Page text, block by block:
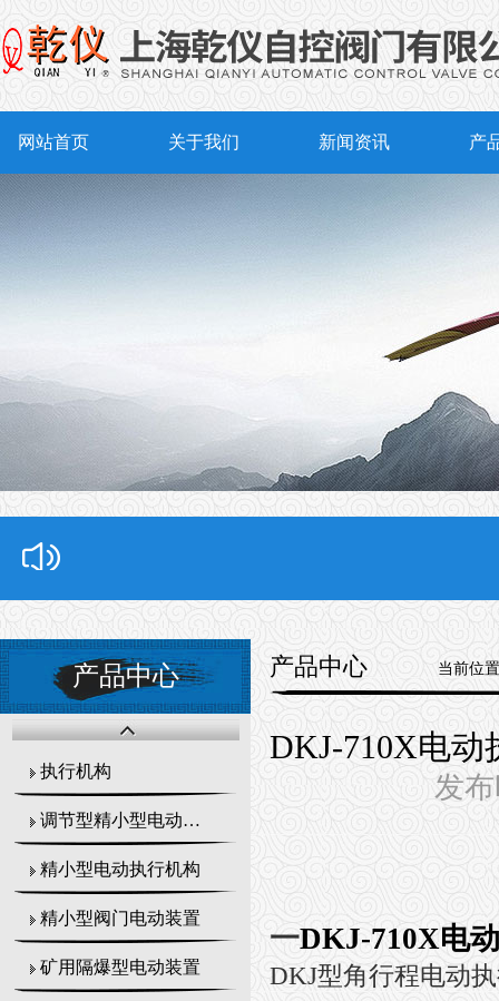
网站首页 关于我们 新闻资讯 产
产品中心
执行机构
调节型精小型电动执行器
精小型电动执行机构
精小型阀门电动装置
矿用隔爆型电动装置
产品中心 当前位
DKJ-710X电动
发
一DKJ-710X电
DKJ型角行程电动